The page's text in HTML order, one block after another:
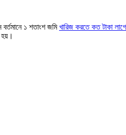
১ শতাংশ জমিখারিজ করতে কত টাকা লাগে
হয়।